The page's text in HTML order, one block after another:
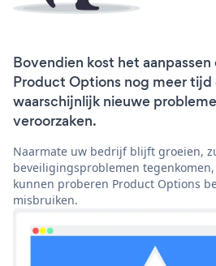
Bovendien kost het
Product Options nog meer tijd
waarschijnlijk nieuwe
veroorzaken.
Naarmate uw bedrijf blijft groeien,
beveiligingsproblemen
kunnen proberen Product Options
misbruiken.